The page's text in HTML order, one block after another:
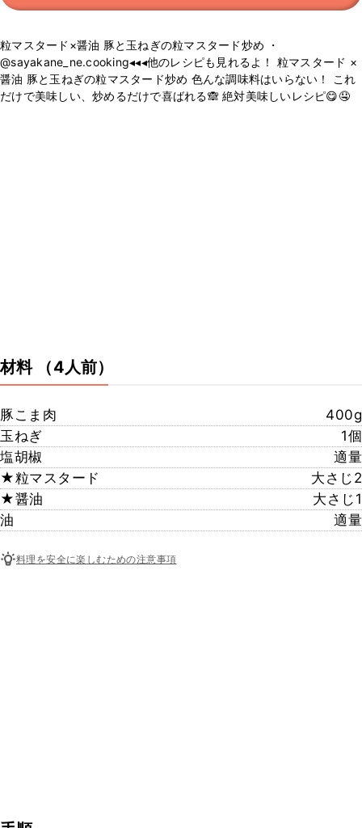
粒マスタード×醤油 豚と玉ねぎの粒マスタード炒め ・
@sayakane_ne.cooking◂◂◂他のレシピも見れるよ！ 粒マスタード ×
醤油 豚と玉ねぎの粒マスタード炒め 色んな調味料はいらない！ これ
だけで美味しい、炒めるだけで喜ばれる🙈 絶対美味しいレシピ😋🤤
材料 （4人前）
豚こま肉
400g
玉ねぎ
1個
塩胡椒
適量
★粒マスタード
大さじ2
★醤油
大さじ1
油
適量
料理を安全に楽しむための注意事項